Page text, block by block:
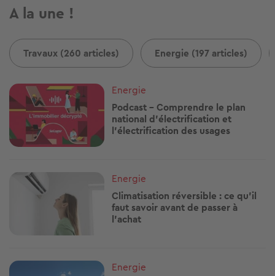
A la une !
Travaux (260 articles) Energie (197 articles)
Image
Energie
Podcast - Comprendre le plan
national d’électrification et
l'électrification des usages
Image
Energie
Climatisation réversible : ce qu'il
faut savoir avant de passer à
l'achat
Image
Energie